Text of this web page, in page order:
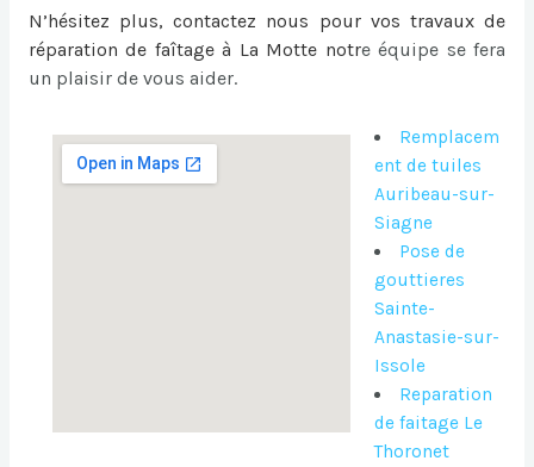
N’hésitez plus, contactez nous pour vos travaux de
réparation de faîtage à La Motte notre équipe se fera
un plaisir de vous aider.
Remplacem
ent de tuiles
Auribeau-sur-
Siagne
Pose de
gouttieres
Sainte-
Anastasie-sur-
Issole
Reparation
de faitage Le
Thoronet